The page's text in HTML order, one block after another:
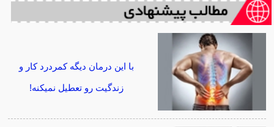
با این درمان دیگه کمردرد کار و
زندگیت رو تعطیل نمیکنه!